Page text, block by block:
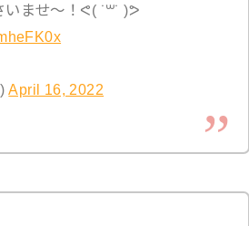
ませ〜！ᕙ( ˙꒳​˙ )ᕗ
April 16, 2022